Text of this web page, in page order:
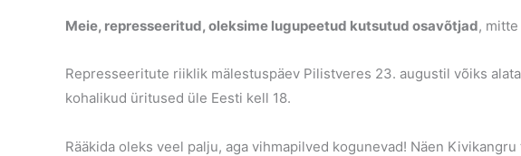
Meie, represseeritud, oleksime lugupeetud kutsutud osavõtjad,
Represseeritute riiklik mälestuspäev Pilistveres 23. augustil võiks
kohalikud üritused üle Eesti kell 18.
Rääkida oleks veel palju, aga vihmapilved kogunevad! Näen